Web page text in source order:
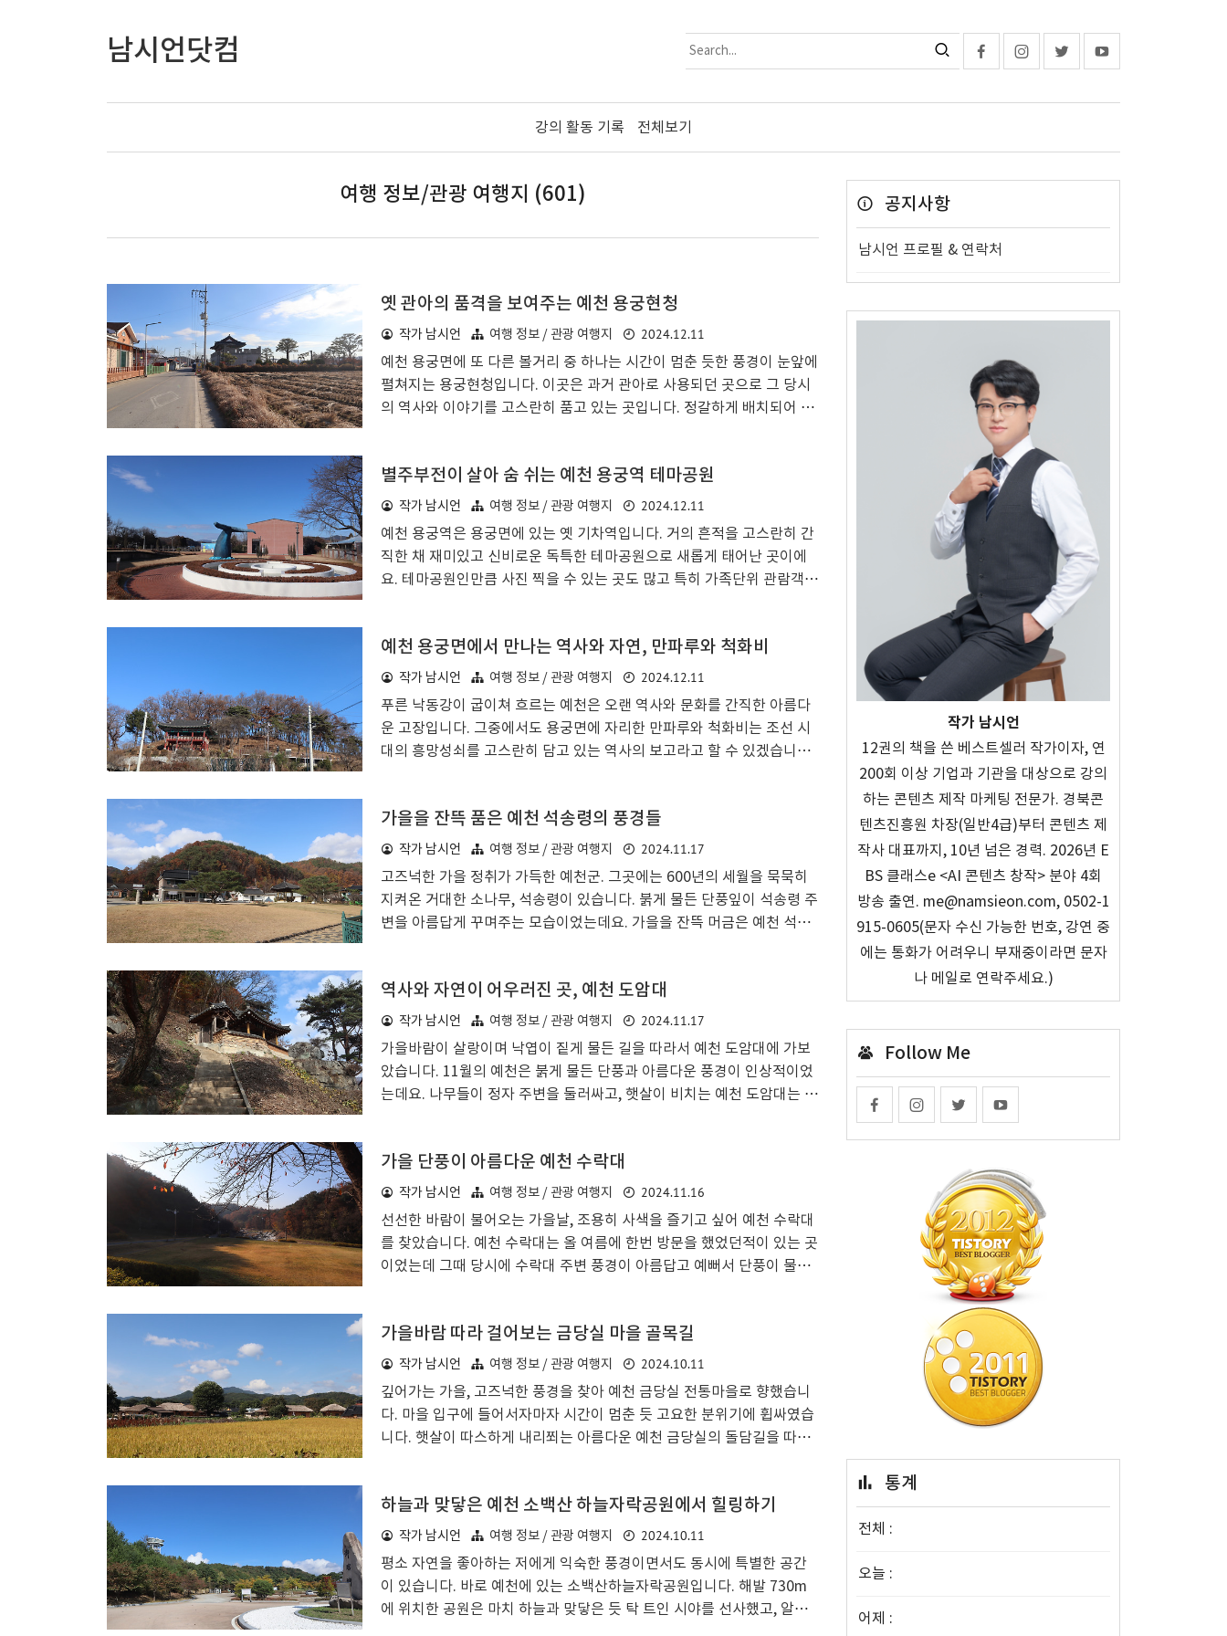
남시언닷컴
강의 활동 기록 전체보기
여행 정보/관광 여행지 (601)
옛 관아의 품격을 보여주는 예천 용궁현청
작가 남시언 여행 정보 / 관광 여행지 2024.12.11
예천 용궁면에 또 다른 볼거리 중 하나는 시간이 멈춘 듯한 풍경이 눈앞에
펼쳐지는 용궁현청입니다. 이곳은 과거 관아로 사용되던 곳으로 그 당시
의 역사와 이야기를 고스란히 품고 있는 곳입니다. 정갈하게 배치되어 있
잘 나타내고 있어서 둘러보면 재미있고 멋집니다. 용궁현청으로 가는 길.
용궁현청은 지난번에 방문하였을 때에는 바로 옆에 있는 논에서 벼가 자
라서 황금들녘을 보여주는 풍경이 있었는데 지금은 수확을 마친 모습을
볼 수 있었습니다. 그리고 최근에 용궁현청 맞은편에 있는 용궁시장쪽에
버스임시정류장이 생긴것도 알 수 있었습니다. 용궁현청으로 들어가봅니
다. 지난번 여름쯤 방문..
별주부전이 살아 숨 쉬는 예천 용궁역 테마공원
작가 남시언 여행 정보 / 관광 여행지 2024.12.11
예천 용궁역은 용궁면에 있는 옛 기차역입니다. 거의 흔적을 고스란히 간
직한 채 재미있고 신비로운 독특한 테마공원으로 새롭게 태어난 곳이에
요. 테마공원인만큼 사진 찍을 수 있는 곳도 많고 특히 가족단위 관람객분
과 토끼의 전설을 바탕으로 곳곳에 배치된 조형물과 이야기가 방문객의
상상력을 자극해주고요. 아이들에게는 신비로운 모험의 장이 되고, 어른
들에게는 잊고 지냈던 동심을 일깨워주는 곳입니다. 용궁역 주차장에 주
차를 하고 용궁역으로 걸어갑니다. 용궁역 앞에보면 용궁역 테마공원이
라고하는 큰 간판을 볼 수 있는데 지금 용궁역은 용궁역 테마공원 사업을
통해 테마공원화 되어있습니다..
예천 용궁면에서 만나는 역사와 자연, 만파루와 척화비
작가 남시언 여행 정보 / 관광 여행지 2024.12.11
푸른 낙동강이 굽이쳐 흐르는 예천은 오랜 역사와 문화를 간직한 아름다
운 고장입니다. 그중에서도 용궁면에 자리한 만파루와 척화비는 조선 시
대의 흥망성쇠를 고스란히 담고 있는 역사의 보고라고 할 수 있겠습니다.
니다. 만파루로 향하는 길목입니다. 겨울이 되어 나무들이 앙상해지면서
더욱 선명하게 위치를 확인할 수 있었습니다. 만파루 뒤에 있는 야트막한
산 등선이 만파루와 무척 잘 어울리는 것처럼 보였습니다. 겨울에 만파루
도 또 다른 매력이 있는 것 같습니다. 경상북도 문화유산 만파루와 용궁
척화비는 가깝게 자리잡고 있으므로 함께 둘러보시면 됩니다. 조금 언덕
같은 곳에 자리..
가을을 잔뜩 품은 예천 석송령의 풍경들
작가 남시언 여행 정보 / 관광 여행지 2024.11.17
고즈넉한 가을 정취가 가득한 예천군. 그곳에는 600년의 세월을 묵묵히
지켜온 거대한 소나무, 석송령이 있습니다. 붉게 물든 단풍잎이 석송령 주
변을 아름답게 꾸며주는 모습이었는데요. 가을을 잔뜩 머금은 예천 석송
특히 석송령 주변의 산맥들이 예쁘게 물들어 있어서 멀리서 바라볼 때 정
말 아름다운 풍경을 자아내더라고요. 늦가을에 석송령을 방문했던건 이
번이 처음이었는데 색다른 풍경을 만날 수 있어서 기뻤습니다. 석송령으
로 이동한 후 주차장에 주차를 하고 도보로 이동합니다. 주차장쪽에서 예
천군 관광안내지도를 확인할 수 있습니다. 주차장 쪽에는 예천군 석송령
이 자리잡은 천량1리 ..
역사와 자연이 어우러진 곳, 예천 도암대
작가 남시언 여행 정보 / 관광 여행지 2024.11.17
가을바람이 살랑이며 낙엽이 짙게 물든 길을 따라서 예천 도암대에 가보
았습니다. 11월의 예천은 붉게 물든 단풍과 아름다운 풍경이 인상적이었
는데요. 나무들이 정자 주변을 둘러싸고, 햇살이 비치는 예천 도암대는 그
지럽힙니다.도암대는 조선 시대 유학자 퇴계 이황 선생이 자주 찾아와 학
문을 연구하고 사색했던 곳입니다. 퇴계 선생이 이곳에서 바라보았을 풍
경은 어떠했을까 상상하며 도암대를 둘러보았습니다. 도암대 입구에서
전형적인 예천의 농촌 풍경과 아름다운 산맥들을 감상해볼 수 있었습니
다. 입구쪽에 있는 도암대 안내문을 읽어보시면 도움이 되는데요. 직접 찾
아가본 경험에 의하면, ..
가을 단풍이 아름다운 예천 수락대
작가 남시언 여행 정보 / 관광 여행지 2024.11.16
선선한 바람이 불어오는 가을날, 조용히 사색을 즐기고 싶어 예천 수락대
를 찾았습니다. 예천 수락대는 올 여름에 한번 방문을 했었던적이 있는 곳
이었는데 그때 당시에 수락대 주변 풍경이 아름답고 예뻐서 단풍이 물드
춤인 곳이었습니다.석관천의 맑은 물소리가 정적을 깨우는 이곳은 조선
시대 유학자 서애 류성룡 선생이 사랑했던 곳이라고 합니다. 울긋불긋 물
든 단풍잎들이 길을 따라 펼쳐져 있고, 발밑에는 낙엽이 소복하게 쌓여 있
었습니다. 발걸음을 옮길 때마다 바스락거리는 소리가 정겹게 들려왔던
곳입니다.예전에는 예천박물관에 주차를 하고 걸어서 예천 수락대까지
이동을 했었는데..
가을바람 따라 걸어보는 금당실 마을 골목길
작가 남시언 여행 정보 / 관광 여행지 2024.10.11
깊어가는 가을, 고즈넉한 풍경을 찾아 예천 금당실 전통마을로 향했습니
다. 마을 입구에 들어서자마자 시간이 멈춘 듯 고요한 분위기에 휩싸였습
니다. 햇살이 따스하게 내리쬐는 아름다운 예천 금당실의 돌담길을 따라
켜주는 듯했습니다. 여기에 더해서 가을을 맞아 노랗게 물들어 예쁜 농사
짓는 벼들의 모습도 마음껏 감상할 수 있었던 시간이었습니다. 금당실마
을 입구쪽에 주차를 한 후 도보로 이동합니다. 최근에는 금당실마을 곳곳
에 마을주차장이 조성되어서 예전보다 주차가 좀 더 편리해진 것 같습니
다. 금당실마을 초입에서 금당실 전통마을에 대한 내용과 안내도를 확인
할 수 있습니다. 골목길..
하늘과 맞닿은 예천 소백산 하늘자락공원에서 힐링하기
작가 남시언 여행 정보 / 관광 여행지 2024.10.11
평소 자연을 좋아하는 저에게 익숙한 풍경이면서도 동시에 특별한 공간
이 있습니다. 바로 예천에 있는 소백산하늘자락공원입니다. 해발 730m
에 위치한 공원은 마치 하늘과 맞닿은 듯 탁 트인 시야를 선사했고, 알록
공지사항
남시언 프로필 & 연락처
작가 남시언
12권의 책을 쓴 베스트셀러 작가이자, 연
200회 이상 기업과 기관을 대상으로 강의
하는 콘텐츠 제작 마케팅 전문가. 경북콘
텐츠진흥원 차장(일반4급)부터 콘텐츠 제
작사 대표까지, 10년 넘은 경력. 2026년 E
BS 클래스e <AI 콘텐츠 창작> 분야 4회
방송 출연. me@namsieon.com, 0502-1
915-0605(문자 수신 가능한 번호, 강연 중
에는 통화가 어려우니 부재중이라면 문자
나 메일로 연락주세요.)
Follow Me
통계
전체 :
오늘 :
어제 :